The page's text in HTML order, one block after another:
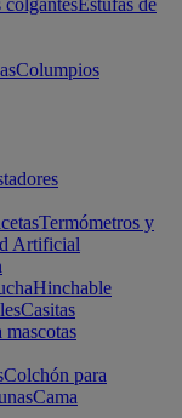
colgantesEstufas de
Columpios
Termómetros y
Artificial
Hinchable
Casitas
mascotas
Colchón para
Cama